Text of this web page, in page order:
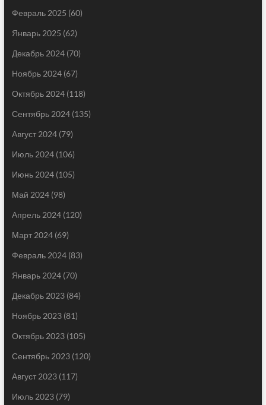
Февраль 2025 (60)
Январь 2025 (62)
Декабрь 2024(70)
Ноябрь 2024(67)
Октябрь 2024(118)
Сентябрь 2024(135)
Август 2024(79)
Июль 2024(106)
Июнь 2024(105)
Май 2024(98)
Апрель 2024(120)
Март 2024(69)
Февраль 2024(83)
Январь 2024(70)
Декабрь 2023(84)
Ноябрь 2023(81)
Октябрь 2023(105)
Сентябрь 2023(120)
Август 2023(117)
Июль 2023(79)